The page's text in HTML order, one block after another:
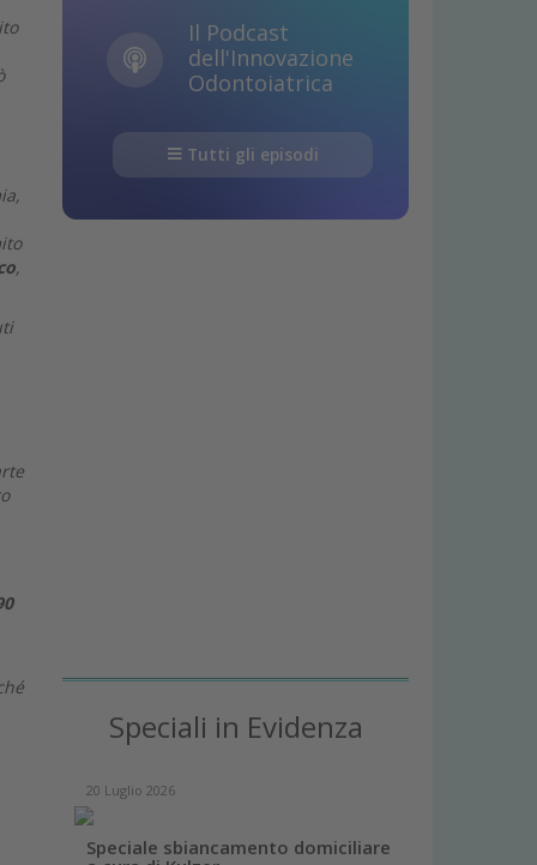
,
Il Podcast
dell'Innovazione
Odontoiatrica
Tutti gli episodi
Speciali in Evidenza
20 Luglio 2026
Speciale sbiancamento domiciliare